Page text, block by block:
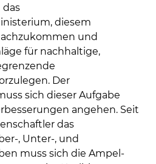
das
diesem
und
für nachhaltige,
Der
sich dieser Aufgabe
angehen. Seit
das
, Unter-, und
muss sich die Ampel-